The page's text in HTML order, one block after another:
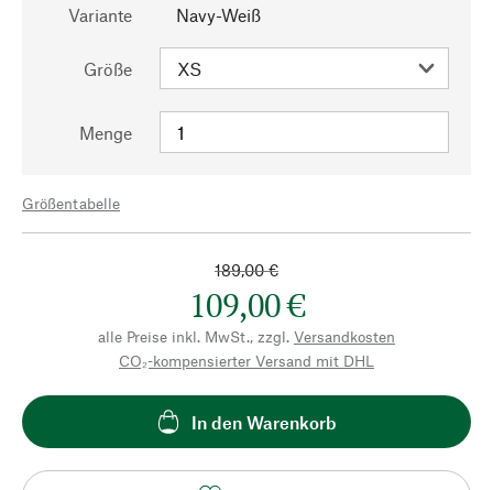
Variante Navy-Weiß
Größe
Menge
Größentabelle
189,00 €
109,00 €
alle Preise inkl. MwSt., zzgl. Versandkosten
CO₂-kompensierter Versand mit DHL
In den Warenkorb